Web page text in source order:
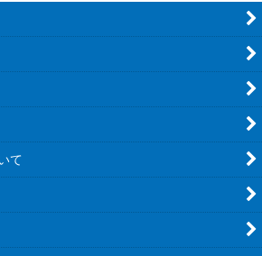
て